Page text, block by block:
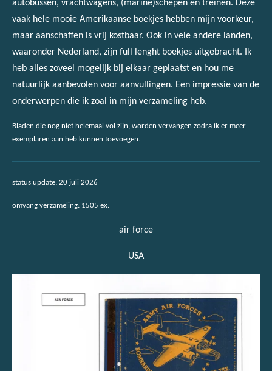
autobussen, vrachtwagens, (marine)schepen en treinen. Deze
vaak hele mooie Amerikaanse boekjes hebben mijn voorkeur,
maar aanschaffen is vrij kostbaar. Ook in vele andere landen,
waaronder Nederland, zijn full lenght boekjes uitgebracht. Ik
heb alles zoveel mogelijk bij elkaar geplaatst en hou me
natuurlijk aanbevolen voor aanvullingen. Een impressie van de
onderwerpen die ik zoal in mijn verzameling heb.
Bladen die nog niet helemaal vol zijn, worden vervangen zodra ik er meer
exemplaren aan heb kunnen toevoegen.
status update: 20 juli 2026
omvang verzameling: 1505 ex.
air force
USA